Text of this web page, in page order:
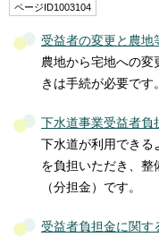
ページID1003104
受益者の変更と農地
農地から宅地への変
きは手続が必要です。
下水道事業受益者負
下水道が利用できる
を負担いただき、整
（分担金）です。
受益者負担金に関す